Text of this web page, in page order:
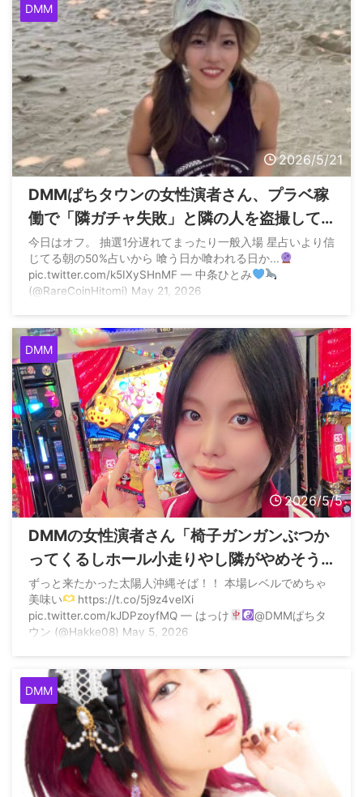
DMM
2026/5/21
DMMぱちタウンの女性演者さん、プラベ稼
働で「隣ガチャ失敗」と隣の人を盗撮して
晒し上げて賛否両論を巻き起こす
今日はオフ。 抽選1分遅れてまったり一般入場 星占いより信
じてる朝の50%占いから 喰う日か喰われる日か...
pic.twitter.com/k5IXySHnMF — 中条ひとみ
(@RareCoinHitomi) May 21, 2026
DMM
2026/5/5
DMMの女性演者さん「椅子ガンガンぶつか
ってくるしホール小走りやし隣がやめそう
なったら騎士団のオッサンに声掛けて譲ら
すとかマジで害悪」と言われるも本人がほ
とんど否定
ずっと来たかった太陽人沖縄そば！！ 本場レベルでめちゃ
美味い
https://t.co/5j9z4velXi
pic.twitter.com/kJDPzoyfMQ — はっけ
@DMMぱちタ
ウン (@Hakke08) May 5, 2026
DMM